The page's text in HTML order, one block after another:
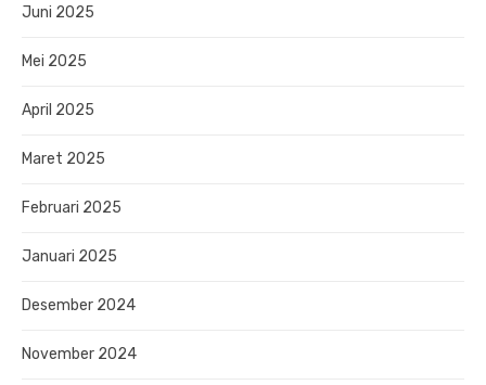
Juni 2025
Mei 2025
April 2025
Maret 2025
Februari 2025
Januari 2025
Desember 2024
November 2024